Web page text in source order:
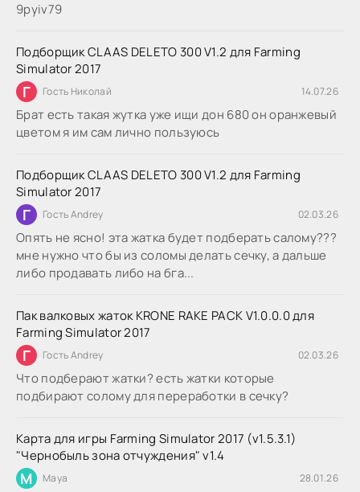
9руіv79
Подборщик CLAAS DELETO 300 V1.2 для Farming
Simulator 2017
Г Гость Николай 14.07.26
Брат есть такая жутка уже ищи дон 680 он оранжевый
цветом я им сам лично пользуюсь
Подборщик CLAAS DELETO 300 V1.2 для Farming
Simulator 2017
Г Гость Andrey 02.03.26
Опять не ясно! эта жатка будет подберать салому???
мне нужно что бы из соломы делать сечку, а дальше
либо продавать либо на бга...
Пак валковых жаток KRONE RAKE PACK V1.0.0.0 для
Farming Simulator 2017
Г Гость Andrey 02.03.26
Что подберают жатки? есть жатки которые
подбирают солому для переработки в сечку?
Карта для игры Farming Simulator 2017 (v1.5.3.1)
"Чернобыль зона отчуждения" v1.4
M Maya 28.01.26